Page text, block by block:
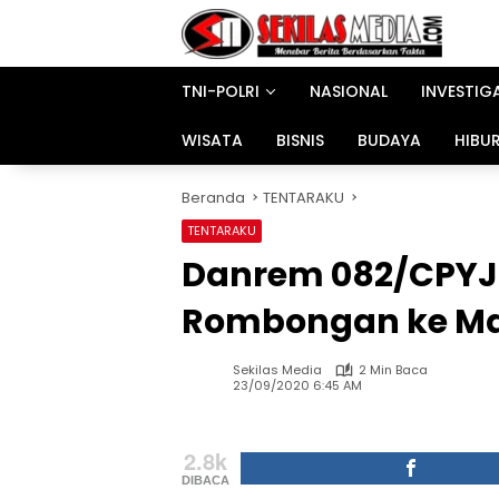
TNI-POLRI
NASIONAL
WISATA BISNIS BUDAYA
Beranda TENTARAKU
TENTARAKU
Danrem 082/
Rombongan ke
Sekilas Media
2 Min Baca
23/09/2020 6:45 AM
2.8k
DIBACA